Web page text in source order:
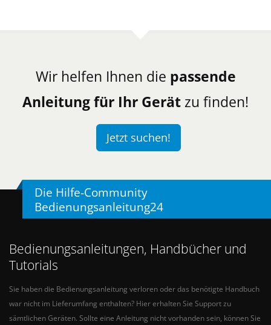
Wir helfen Ihnen die passende
Anleitung für Ihr Gerät zu finden!
Jetzt suchen!
Die Hilfe-Community
Bedienungsanleitung24
Bedienungsanleitungen, Handbücher und
Tutorials
Sie haben die Bedienungsanleitung verloren oder das benötigte Handbuch
war nicht im Lieferumfang enthalten? Hier erhalten Sie Support zu
sämtlichen Geräten. Sollte eine Anleitung nicht vorhanden sein, können Sie